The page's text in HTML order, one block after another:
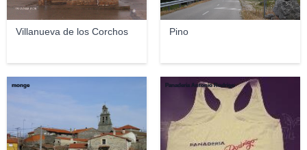
Villanueva de los Corchos Pino
monge Panaderia Antonio Rodrigo